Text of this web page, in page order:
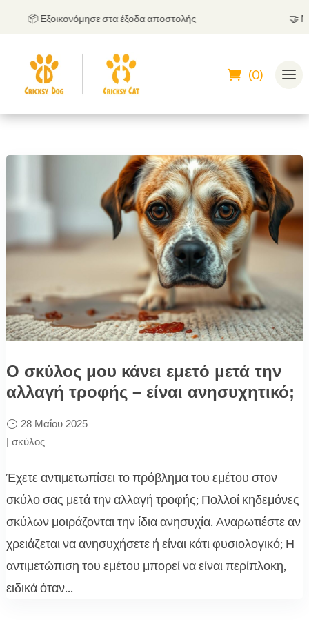
📦 Εξοικονόμησε στα έξοδα αποστολής
(0)
Ο σκύλος μου κάνει εμετό μετά την
αλλαγή τροφής – είναι ανησυχητικό;
28 Μαΐου 2025
| σκύλος
Έχετε αντιμετωπίσει το πρόβλημα του εμέτου στον
σκύλο σας μετά την αλλαγή τροφής; Πολλοί κηδεμόνες
σκύλων μοιράζονται την ίδια ανησυχία. Αναρωτιέστε αν
χρειάζεται να ανησυχήσετε ή είναι κάτι φυσιολογικό; Η
αντιμετώπιση του εμέτου μπορεί να είναι περίπλοκη,
ειδικά όταν...